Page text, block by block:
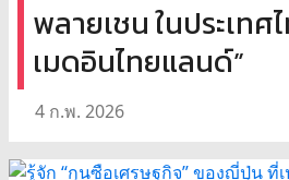
พลายเชน ในประเทศ
เมดอินไทยแลนด์”
4 ก.พ. 2026